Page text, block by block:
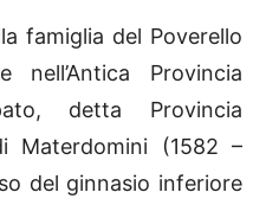
famiglia del Poverello
Provincia
detta Provincia
Materdomini (1582 –
del ginnasio inferiore